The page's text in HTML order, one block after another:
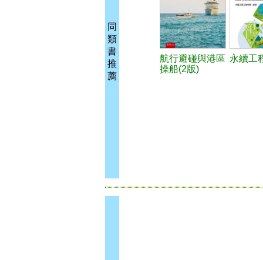
同
類
書
推
薦
航行避碰與港區
操船(2版)
永續工